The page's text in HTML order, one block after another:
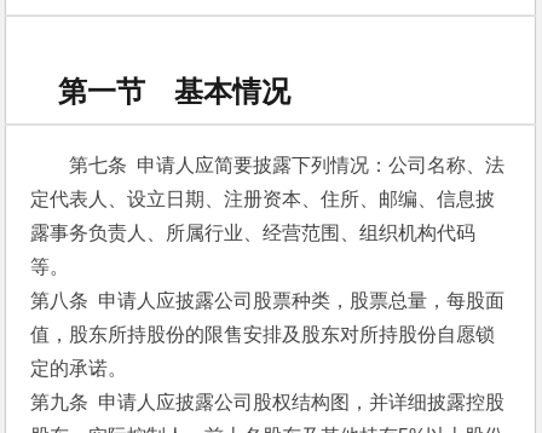
第一节 基本情况
第七条  申请人应简要披露下列情况：公司名称、法
定代表人、设立日期、注册资本、住所、邮编、信息披
露事务负责人、所属行业、经营范围、组织机构代码
等。
第八条  申请人应披露公司股票种类，股票总量，每股面
值，股东所持股份的限售安排及股东对所持股份自愿锁
定的承诺。
第九条  申请人应披露公司股权结构图，并详细披露控股